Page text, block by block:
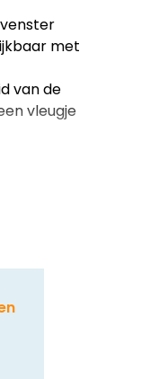
met
van de
vleugje